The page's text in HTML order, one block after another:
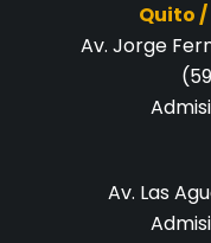
Quito
Av. Jorge
Av. Las